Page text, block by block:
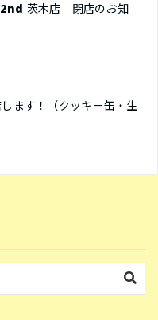
茨木店 閉店のお知
ます！（クッキー缶・生